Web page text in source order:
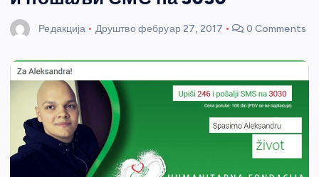
Редакција Друштво фебруар 27, 2017 0 Comments